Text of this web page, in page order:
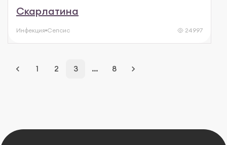
Скарлатина
Инфекция Сепсис 24997
keyboard_arrow_left 1 2 3 … 8 keyboard_arrow_right